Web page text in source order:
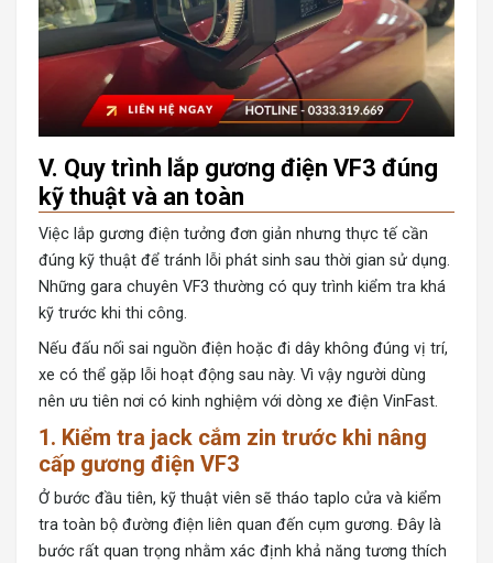
V. Quy trình lắp gương điện VF3 đúng
kỹ thuật và an toàn
Việc lắp gương điện tưởng đơn giản nhưng thực tế cần
đúng kỹ thuật để tránh lỗi phát sinh sau thời gian sử dụng.
Những gara chuyên VF3 thường có quy trình kiểm tra khá
kỹ trước khi thi công.
Nếu đấu nối sai nguồn điện hoặc đi dây không đúng vị trí,
xe có thể gặp lỗi hoạt động sau này. Vì vậy người dùng
nên ưu tiên nơi có kinh nghiệm với dòng xe điện VinFast.
1. Kiểm tra jack cắm zin trước khi nâng
cấp gương điện VF3
Ở bước đầu tiên, kỹ thuật viên sẽ tháo taplo cửa và kiểm
tra toàn bộ đường điện liên quan đến cụm gương. Đây là
bước rất quan trọng nhằm xác định khả năng tương thích